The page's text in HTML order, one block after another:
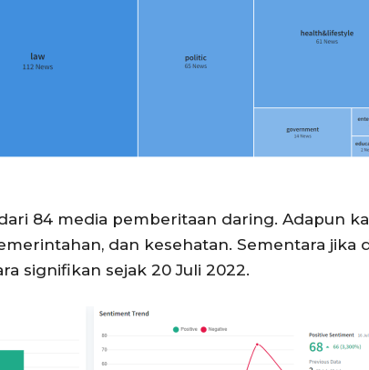
84 media pemberitaan daring. Adapun
dan kesehatan. Sementara jika
signifikan sejak 20 Juli 2022.